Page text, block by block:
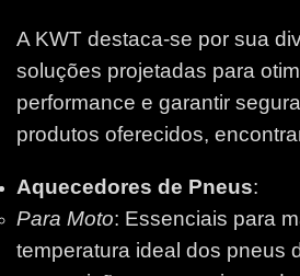
A KWT destaca-se por sua
soluções projetadas para
performance e garantir
produtos oferecidos,
Aquecedores de Pneus:
Para Moto: Essenciais para
temperatura ideal dos pneus